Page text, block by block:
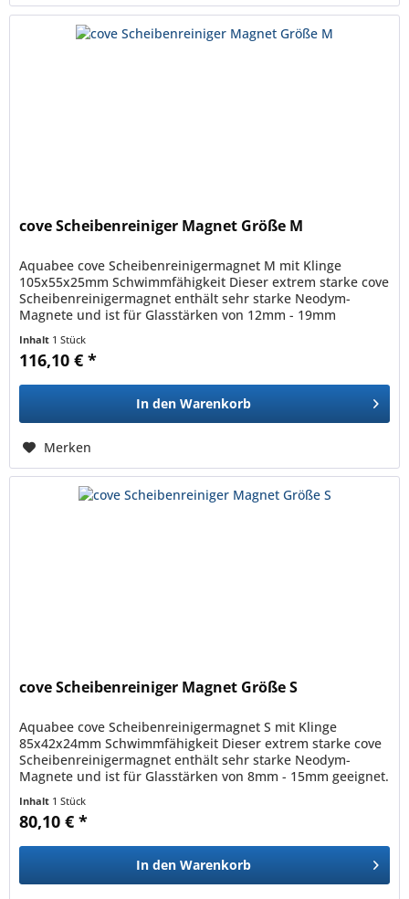
cove Scheibenreiniger Magnet Größe M
Aquabee cove Scheibenreinigermagnet M mit Klinge
105x55x25mm Schwimmfähigkeit Dieser extrem starke cove
Scheibenreinigermagnet enthält sehr starke Neodym-
Magnete und ist für Glasstärken von 12mm - 19mm
Inhalt 1 Stück
116,10 € *
In den Warenkorb
Merken
cove Scheibenreiniger Magnet Größe S
Aquabee cove Scheibenreinigermagnet S mit Klinge
85x42x24mm Schwimmfähigkeit Dieser extrem starke cove
Scheibenreinigermagnet enthält sehr starke Neodym-
Magnete und ist für Glasstärken von 8mm - 15mm geeignet.
Inhalt 1 Stück
80,10 € *
In den Warenkorb